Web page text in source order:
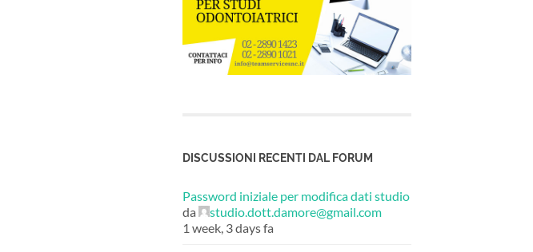
DISCUSSIONI RECENTI DAL FORUM
Password iniziale per modifica dati studio
da
studio.dott.damore@gmail.com
1 week, 3 days fa